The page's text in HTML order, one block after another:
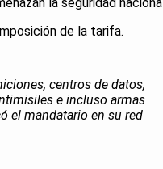
la seguridad
de la tarifa.
centros de datos,
e incluso armas
el mandatario en su red